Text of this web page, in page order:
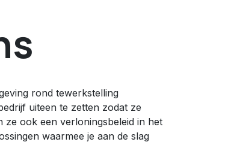
rond tewerkstelling
uiteen te zetten zodat ze
ook een verloningsbeleid in het
waarmee je aan de slag